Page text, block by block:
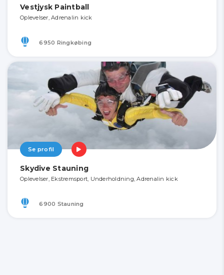
Vestjysk Paintball
Oplevelser, Adrenalin kick
6950 Ringkøbing
Se profil
Skydive Stauning
Oplevelser, Ekstremsport, Underholdning, Adrenalin kick
6900 Stauning